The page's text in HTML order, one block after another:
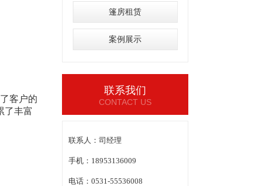
客户的
了丰富
篷房租赁
案例展示
联系我们
CONTACT US
联系人：司经理
手机：18953136009
电话：0531-55536008